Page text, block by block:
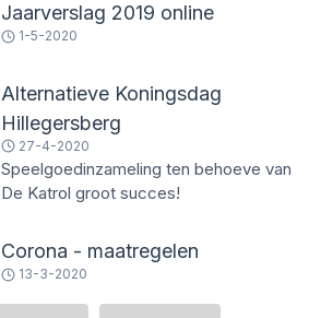
Jaarverslag 2019 online
1-5-2020
Alternatieve Koningsdag
Hillegersberg
27-4-2020
Speelgoedinzameling ten behoeve van
De Katrol groot succes!
Corona - maatregelen
13-3-2020